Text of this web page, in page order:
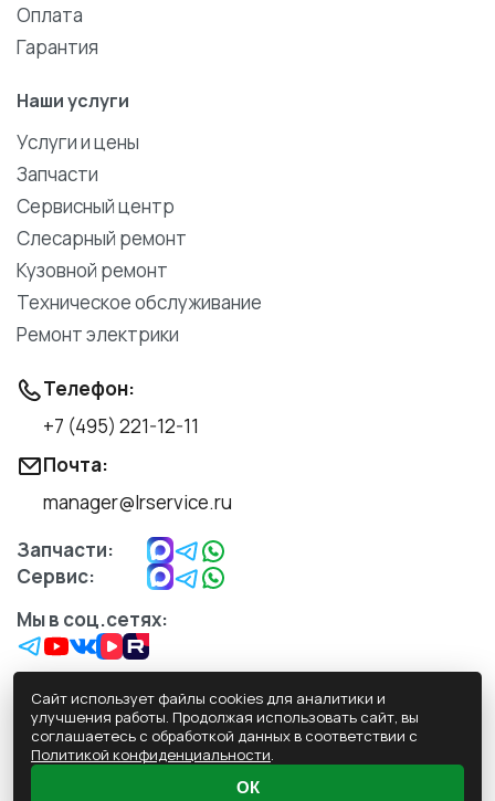
Оплата
Гарантия
Наши услуги
Услуги и цены
Запчасти
Сервисный центр
Слесарный ремонт
Кузовной ремонт
Техническое обслуживание
Ремонт электрики
Телефон:
+7 (495) 221-12-11
Почта:
manager@lrservice.ru
Запчасти:
Сервис:
Мы в соц.сетях:
Обработка персональных данных
Пользовательское Соглашение
Сайт использует файлы cookies для аналитики и
улучшения работы. Продолжая использовать сайт, вы
соглашаетесь с обработкой данных в соответствии с
Политикой конфиденциальности.
ОК